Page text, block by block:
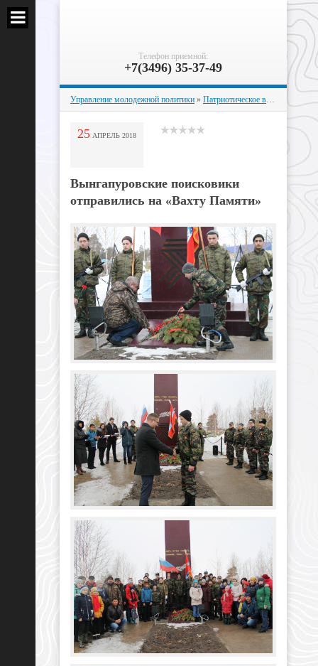
Телефон приемной:
+7(3496) 35-37-49
Управление молодежной политики » Патриотическое воспитание
25 АПРЕЛЬ 2018
Вынгапуровские поисковики
отправились на «Вахту Памяти»